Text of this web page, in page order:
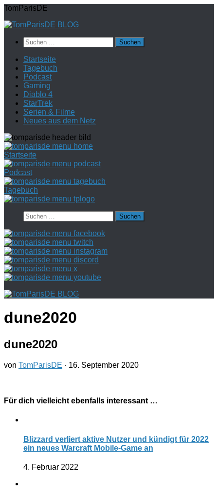
Zum
springen
TomParisDE
Suchen
nach:
Startseite
Tagebuch
Podcast
Gaming
Diablo 4
StarTrek
Serien & Filme
Neues aus dem Netz
Startseite
Podcast
Tagebuch
Suchen
nach:
dune2020
dune2020
von TomParisDE · 16. September 2020
Für dich vielleicht ebenfalls interessant …
Blizzard verliert aktive Nutzer und kündigt für 2022
ein neues Warcraft Mobile-Game an
4. Februar 2022